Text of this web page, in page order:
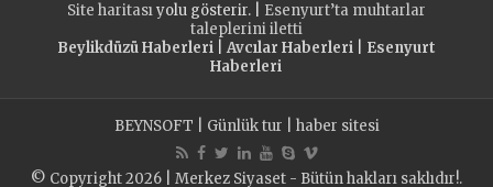
Site haritasıyolu gösterir. | Esenyurt’ta muhtarlar
taleplerini iletti
Beylikdüzü Haberleri| Avcılar Haberleri| Esenyurt
Haberleri
BEYNSOFT Günlük tur haber sitesi
© Copyright 2026 | Merkez Siyaset - Bütün hakları saklıdır!.